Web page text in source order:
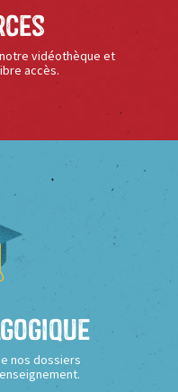
vidéothèque et
accès.
nos dossiers